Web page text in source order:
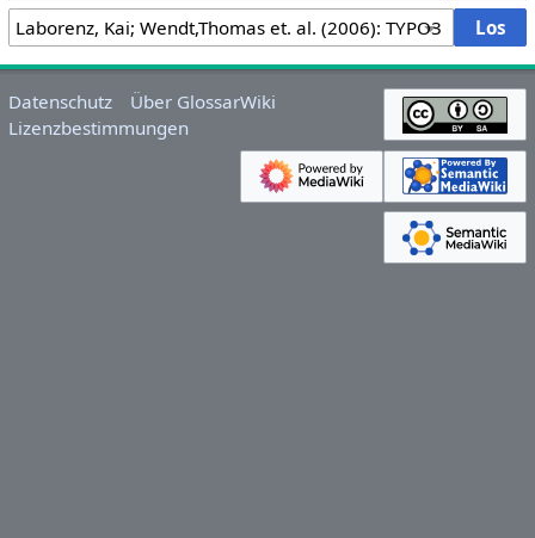
Datenschutz
Über GlossarWiki
Lizenzbestimmungen